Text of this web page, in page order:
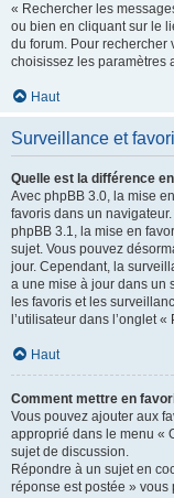
« Rechercher les
ou bien en cliquant sur le
du forum. Pour rechercher
choisissez les paramètres
Haut
Surveillance et
Quelle est la différence
Avec phpBB 3.0, la mise
favoris dans un
phpBB 3.1, la mise en
sujet. Vous pouvez
jour. Cependant, la
a une mise à jour dans un
les favoris et les
l’utilisateur dans l’onglet
Haut
Comment mettre en
Vous pouvez ajouter aux
approprié dans le menu «
sujet de discussion.
Répondre à un sujet en
réponse est postée »